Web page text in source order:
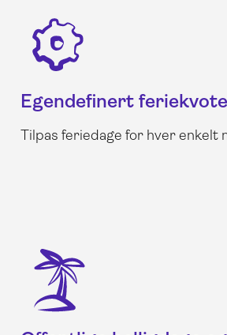
Egendefinert feriekvote
Tilpas feriedage for hver enkelt